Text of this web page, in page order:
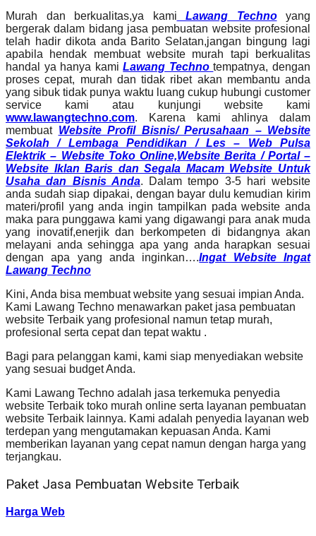
Murah dan berkualitas,ya kami Lawang Technoyang
bergerak dalam bidang jasa pembuatan website profesional
telah hadir dikota anda Barito Selatan,jangan bingung lagi
apabila hendak membuat website murah tapi berkualitas
handal ya hanya kamiLawang Techno tempatnya, dengan
proses cepat, murah dan tidak ribet akan membantu anda
yang sibuk tidak punya waktu luang cukup hubungi customer
service kami atau kunjungi website kami
www.lawangtechno.com. Karena kami ahlinya dalam
membuat Website Profil Bisnis/ Perusahaan – Website
Sekolah / Lembaga Pendidikan / Les – Web Pulsa
Elektrik – Website Toko Online,Website Berita / Portal –
Website Iklan Baris dan Segala Macam Website Untuk
Usaha dan Bisnis Anda. Dalam tempo 3-5 hari website
anda sudah siap dipakai, dengan bayar dulu kemudian kirim
materi/profil yang anda ingin tampilkan pada website anda
maka para punggawa kami yang digawangi para anak muda
yang inovatif,enerjik dan berkompeten di bidangnya akan
melayani anda sehingga apa yang anda harapkan sesuai
dengan apa yang anda inginkan….Ingat Website Ingat
Lawang Techno
Kini, Anda bisa membuat website yang sesuai impian Anda.
Kami Lawang Techno menawarkan paket jasa pembuatan
website Terbaik yang profesional namun tetap murah,
profesional serta cepat dan tepat waktu .
Bagi para pelanggan kami, kami siap menyediakan website
yang sesuai budget Anda.
Kami Lawang Techno adalah jasa terkemuka penyedia
website Terbaik toko murah online serta layanan pembuatan
website Terbaik lainnya. Kami adalah penyedia layanan web
terdepan yang mengutamakan kepuasan Anda. Kami
memberikan layanan yang cepat namun dengan harga yang
terjangkau.
Paket Jasa Pembuatan Website Terbaik
Harga Web